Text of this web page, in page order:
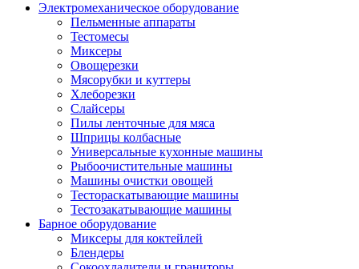
Электромеханическое оборудование
Пельменные аппараты
Тестомесы
Миксеры
Овощерезки
Мясорубки и куттеры
Хлеборезки
Слайсеры
Пилы ленточные для мяса
Шприцы колбасные
Универсальные кухонные машины
Рыбоочистительные машины
Машины очистки овощей
Тестораскатывающие машины
Тестозакатывающие машины
Барное оборудование
Миксеры для коктейлей
Блендеры